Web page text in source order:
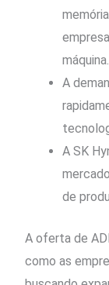
máquina.
A
A SK
de
A oferta de
como as